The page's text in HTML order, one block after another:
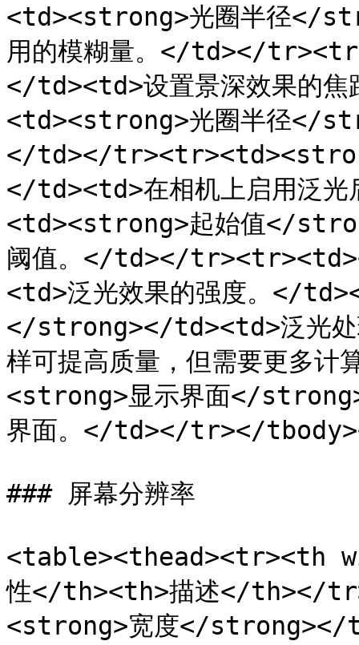
<td><strong>光圈半径</
用的模糊量。</td></
</td><td>设置景深效果的
<td><strong>光圈半径</
</td></
</td><td>在相机上启用泛
<td><strong>起始值</
阈值。</td></
<td>泛光效果的强度。</
</strong></td><td>泛光处
样可提高质量，但需要更
<strong>显示界面</
界面。</td></tr></
### 屏幕分辨率
<table><thead><tr><th
性</th><th>描述</th></
<strong>宽度</